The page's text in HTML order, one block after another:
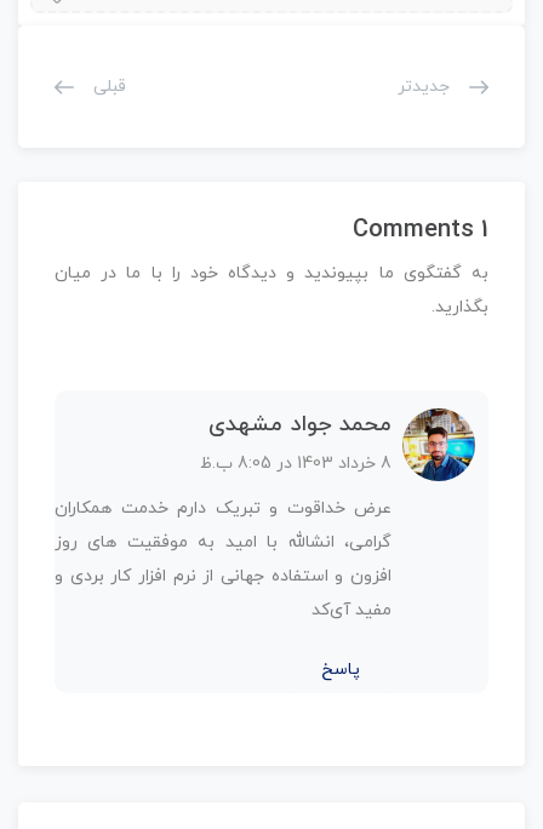
جدیدتر قبلی
1 Comments
به گفتگوی ما بپیوندید و دیدگاه خود را با ما در میان
بگذارید.
محمد جواد مشهدی
8 خرداد 1403 در 8:05 ب.ظ
عرض خداقوت و تبریک دارم خدمت همکاران
گرامی، انشالله با امید به موفقیت های روز
افزون و استفاده جهانی از نرم افزار کار بردی و
مفید آی‌کد
پاسخ